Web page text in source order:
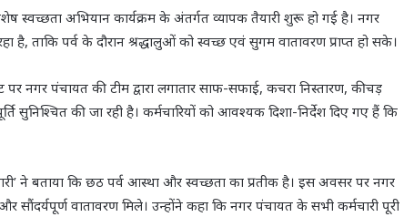
स्वच्छता अभियान कार्यक्रम के अंतर्गत व्यापक तैयारी शुरू हो गई है। नगर
है, ताकि पर्व के दौरान श्रद्धालुओं को स्वच्छ एवं सुगम वातावरण प्राप्त हो सके।
नगर पंचायत की टीम द्वारा लगातार साफ-सफाई, कचरा निस्तारण, कीचड़
की जा रही है। कर्मचारियों को आवश्यक दिशा-निर्देश दिए गए हैं कि
ने बताया कि छठ पर्व आस्था और स्वच्छता का प्रतीक है। इस अवसर पर नगर
सौंदर्यपूर्ण वातावरण मिले। उन्होंने कहा कि नगर पंचायत के सभी कर्मचारी पूरी